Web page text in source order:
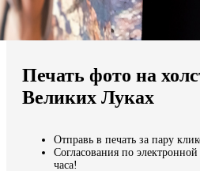
Мы доставляем по всему миру
Продолжить без города
Печать фото на
Великих Луках
Отправь в печать за пару
Согласования по
часа!